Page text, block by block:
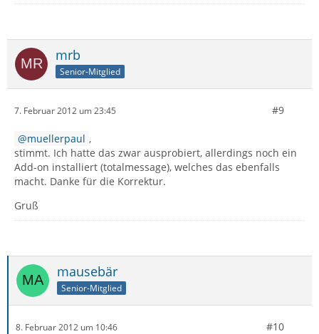
mrb
Senior-Mitglied
7. Februar 2012 um 23:45 #9
muellerpaul ,
stimmt. Ich hatte das zwar ausprobiert, allerdings noch ein
Add-on installiert (totalmessage), welches das ebenfalls
macht. Danke für die Korrektur.
Gruß
mausebär
Senior-Mitglied
8. Februar 2012 um 10:46 #10